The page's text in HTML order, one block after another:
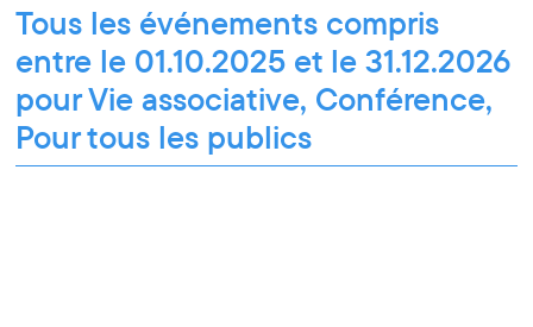
Tous les événements compris
entre le 01.10.2025 et le 31.12.2026
pour Vie associative, Conférence,
Pour tous les publics